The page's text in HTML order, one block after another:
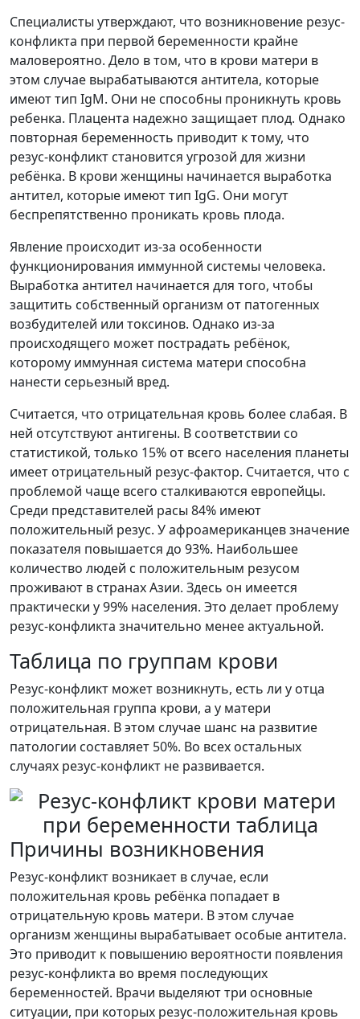
Специалисты утверждают, что возникновение резус-
конфликта при первой беременности крайне
маловероятно. Дело в том, что в крови матери в
этом случае вырабатываются антитела, которые
имеют тип IgM. Они не способны проникнуть кровь
ребенка. Плацента надежно защищает плод. Однако
повторная беременность приводит к тому, что
резус-конфликт становится угрозой для жизни
ребёнка. В крови женщины начинается выработка
антител, которые имеют тип IgG. Они могут
беспрепятственно проникать кровь плода.
Явление происходит из-за особенности
функционирования иммунной системы человека.
Выработка антител начинается для того, чтобы
защитить собственный организм от патогенных
возбудителей или токсинов. Однако из-за
происходящего может пострадать ребёнок,
которому иммунная система матери способна
нанести серьезный вред.
Считается, что отрицательная кровь более слабая. В
ней отсутствуют антигены. В соответствии со
статистикой, только 15% от всего населения планеты
имеет отрицательный резус-фактор. Считается, что с
проблемой чаще всего сталкиваются европейцы.
Среди представителей расы 84% имеют
положительный резус. У афроамериканцев значение
показателя повышается до 93%. Наибольшее
количество людей с положительным резусом
проживают в странах Азии. Здесь он имеется
практически у 99% населения. Это делает проблему
резус-конфликта значительно менее актуальной.
Таблица по группам крови
Резус-конфликт может возникнуть, есть ли у отца
положительная группа крови, а у матери
отрицательная. В этом случае шанс на развитие
патологии составляет 50%. Во всех остальных
случаях резус-конфликт не развивается.
Причины возникновения
Резус-конфликт возникает в случае, если
положительная кровь ребёнка попадает в
отрицательную кровь матери. В этом случае
организм женщины вырабатывает особые антитела.
Это приводит к повышению вероятности появления
резус-конфликта во время последующих
беременностей. Врачи выделяют три основные
ситуации, при которых резус-положительная кровь